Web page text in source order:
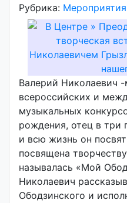
Рубрика:
Валерий Николаевич -
всероссийских и
музыкальных
рождения, отец в три
и всю жизнь он
посвящена
называлась «Мой
Николаевич
Ободзинского и